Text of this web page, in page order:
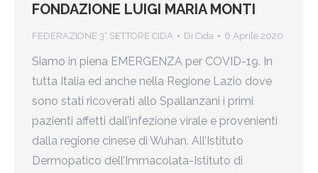
FONDAZIONE LUIGI MARIA MONTI
FEDERAZIONE 3° SETTORE CIDA Di Cida 6 Aprile 2020
Siamo in piena EMERGENZA per COVID-19. In
tutta Italia ed anche nella Regione Lazio dove
sono stati ricoverati allo Spallanzani i primi
pazienti affetti dall’infezione virale e provenienti
dalla regione cinese di Wuhan. All’Istituto
Dermopatico dell’Immacolata-Istituto di